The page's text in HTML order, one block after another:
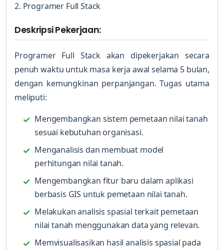
2. Programer Full Stack
Deskripsi Pekerjaan:
Programer Full Stack akan dipekerjakan secara
penuh waktu untuk masa kerja awal selama 5 bulan,
dengan kemungkinan perpanjangan. Tugas utama
meliputi:
Mengembangkan sistem pemetaan nilai tanah
sesuai kebutuhan organisasi.
Menganalisis dan membuat model
perhitungan nilai tanah.
Mengembangkan fitur baru dalam aplikasi
berbasis GIS untuk pemetaan nilai tanah.
Melakukan analisis spasial terkait pemetaan
nilai tanah menggunakan data yang relevan.
Memvisualisasikan hasil analisis spasial pada